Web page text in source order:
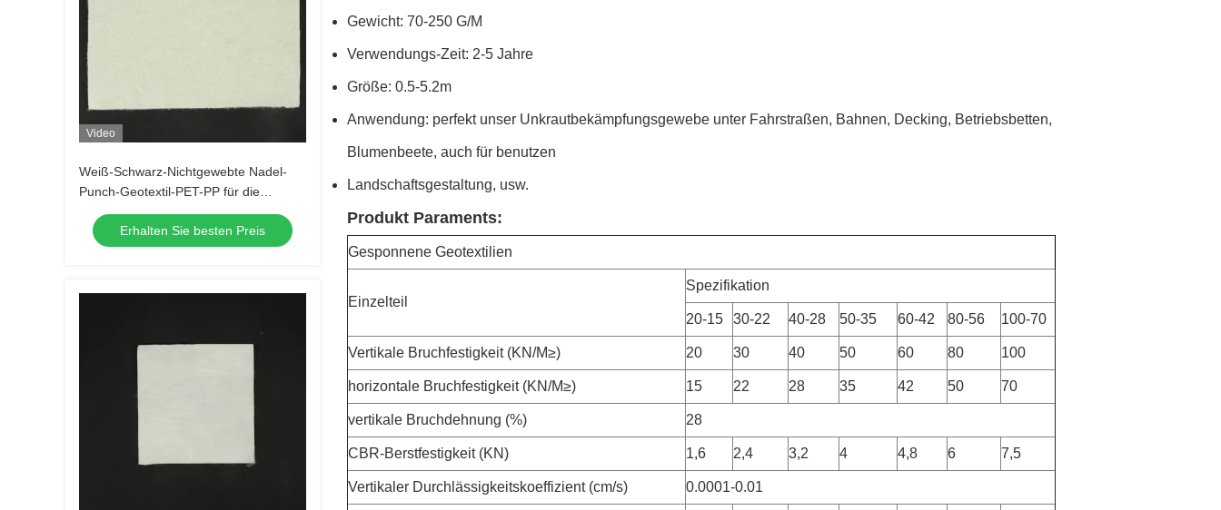
Video
Weiß-Schwarz-Nichtgewebte Nadel-
Punch-Geotextil-PET-PP für die
Straße-Hochstraße-Eisenbahn
Erhalten Sie besten Preis
Gewicht: 70-250 G/M
Verwendungs-Zeit: 2-5 Jahre
Größe: 0.5-5.2m
Anwendung: perfekt unser Unkrautbekämpfungsgewebe unter Fahrstraßen, Bahnen, Decking, Betriebsbetten,
Blumenbeete, auch für benutzen
Landschaftsgestaltung, usw.
Produkt Paraments:
Gesponnene Geotextilien
Einzelteil
Spezifikation
20-15 30-22 40-28 50-35 60-42 80-56 100-70
Vertikale Bruchfestigkeit (KN/M≥) 20 30 40 50 60 80 100
horizontale Bruchfestigkeit (KN/M≥) 15 22 28 35 42 50 70
vertikale Bruchdehnung (%) 28
CBR-Berstfestigkeit (KN) 1,6 2,4 3,2 4 4,8 6 7,5
Vertikaler Durchlässigkeitskoeffizient (cm/s) 0.0001-0.01